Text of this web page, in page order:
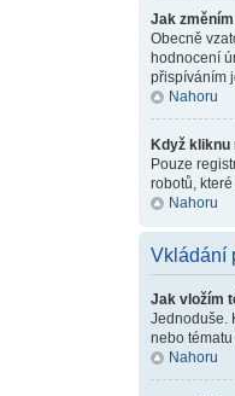
Jak
Obecně
hodnocení
přispíváním
Nahoru
Když kliknu
Pouze
robotů,
Nahoru
Vkládání
Jak vložím
Jednoduše.
nebo
Nahoru